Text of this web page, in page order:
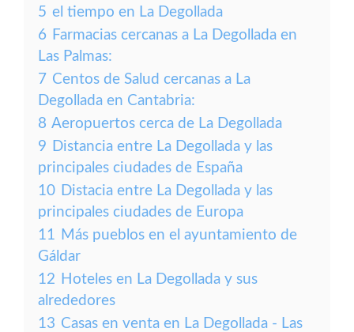
5 el tiempo en La Degollada
6 Farmacias cercanas a La Degollada en
Las Palmas:
7 Centos de Salud cercanas a La
Degollada en Cantabria:
8 Aeropuertos cerca de La Degollada
9 Distancia entre La Degollada y las
principales ciudades de España
10 Distacia entre La Degollada y las
principales ciudades de Europa
11 Más pueblos en el ayuntamiento de
Gáldar
12 Hoteles en La Degollada y sus
alrededores
13 Casas en venta en La Degollada - Las